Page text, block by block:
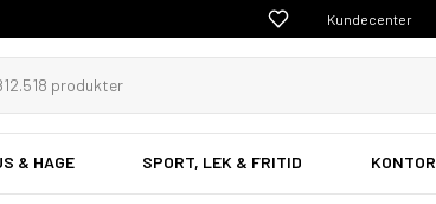
Kundecenter
& HAGE SPORT, LEK & FRITID KONTOR